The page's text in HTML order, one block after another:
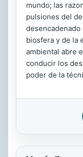
mundo; las
pulsiones del
desencadenado
biosfera y de la
ambiental abre
conducir los
poder de la